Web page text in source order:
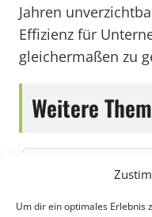
Um dir ein optimales Erlebnis
Jahren
Effizienz für
gleichermaßen zu
Weitere